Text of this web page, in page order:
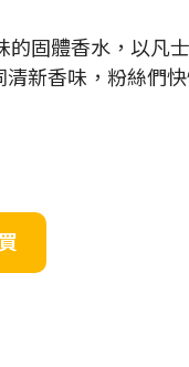
固體香水，以凡
新香味，粉絲們